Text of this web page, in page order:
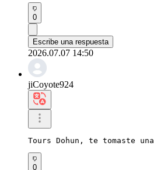
0
Escribe una respuesta
2026.07.07 14:50
jiCoyote924
Tours Dohun, te tomaste
0